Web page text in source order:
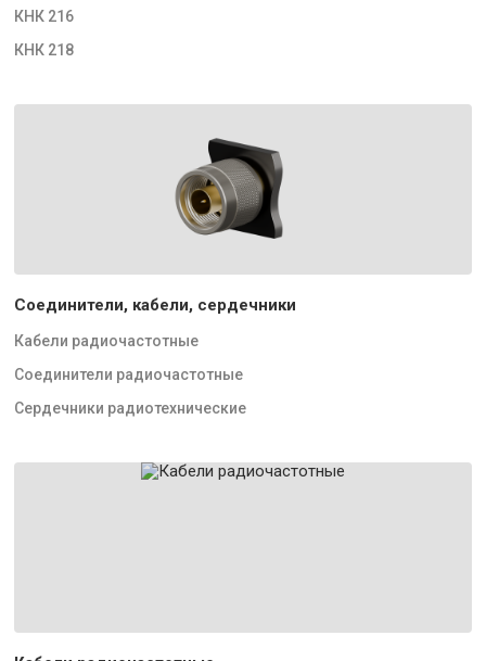
КНК 216
КНК 218
Соединители, кабели, сердечники
Кабели радиочастотные
Соединители радиочастотные
Сердечники радиотехнические